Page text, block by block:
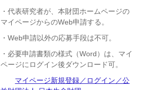
・代表研究者が、本財団ホームページの
マイページからのWeb申請する。
・Web申請以外の応募手段は不可。
・必要申請書類の様式（Word）は、マイ
ページにログイン後ダウンロード可。
マイページ新規登録／ログイン／公